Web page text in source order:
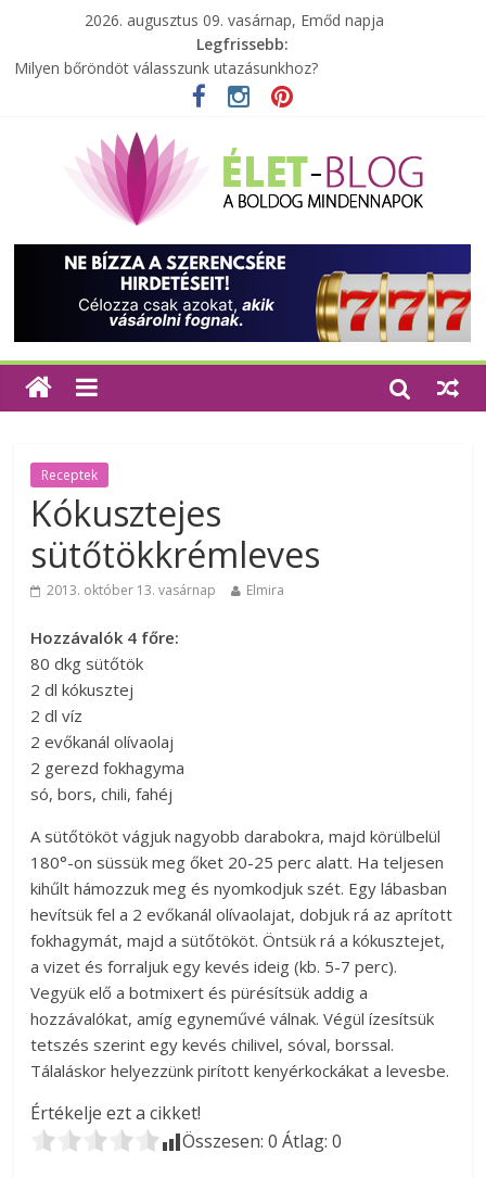
2026. augusztus 09. vasárnap, Emőd napja
Legfrissebb:
Milyen bőröndöt válasszunk utazásunkhoz?
Elérhető zöld energia mindenki számára
Különleges tömörfa ládák Indiából
A zöld forradalom: A mosó- és parfümtermékek környezetbarát
szempontjainak erősítése
Receptek
Kókusztejes
sütőtökkrémleves
2013. október 13. vasárnap Elmira
Hozzávalók 4 főre:
80 dkg sütőtök
2 dl kókusztej
2 dl víz
2 evőkanál olívaolaj
2 gerezd fokhagyma
só, bors, chili, fahéj
A sütőtököt vágjuk nagyobb darabokra, majd körülbelül
180°-on süssük meg őket 20-25 perc alatt. Ha teljesen
kihűlt hámozzuk meg és nyomkodjuk szét. Egy lábasban
hevítsük fel a 2 evőkanál olívaolajat, dobjuk rá az aprított
fokhagymát, majd a sütőtököt. Öntsük rá a kókusztejet,
a vizet és forraljuk egy kevés ideig (kb. 5-7 perc).
Vegyük elő a botmixert és pürésítsük addig a
hozzávalókat, amíg egyneművé válnak. Végül ízesítsük
tetszés szerint egy kevés chilivel, sóval, borssal.
Tálaláskor helyezzünk pirított kenyérkockákat a levesbe.
Értékelje ezt a cikket!
Összesen:0 Átlag:0